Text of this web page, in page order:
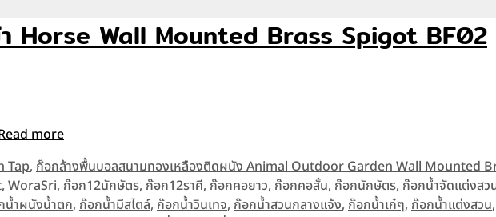
Horse Wall Mounted Brass Spigot BF02
more
Tap, ก๊อกล้างพื้นบอลสนามทองเหลืองติดผนัง Animal Outdoor Garden Wall Mounted
, WoraSri, ก๊อก12นักษัตร, ก๊อก12ราศี, ก๊อกคอยาว, ก๊อกคอสั้น, ก๊อกนักษัตร, ก๊อกน้ำจัดแต่งสว
น้ำผนังน้ำตก, ก๊อกน้ำมีสไตล์, ก๊อกน้ำวินเทจ, ก๊อกน้ำสวนกลางแจ้ง, ก๊อกน้ำเก๋ๆ, ก๊อกน้ำแต่งสวน,